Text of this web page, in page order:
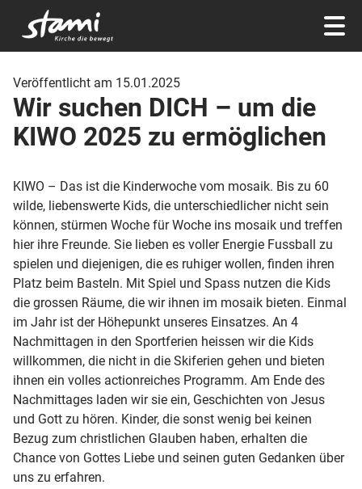
Veröffentlicht am 15.01.2025
Wir suchen DICH – um die
KIWO 2025 zu ermöglichen
KIWO – Das ist die Kinderwoche vom mosaik. Bis zu 60
wilde, liebenswerte Kids, die unterschiedlicher nicht sein
können, stürmen Woche für Woche ins mosaik und treffen
hier ihre Freunde. Sie lieben es voller Energie Fussball zu
spielen und diejenigen, die es ruhiger wollen, finden ihren
Platz beim Basteln. Mit Spiel und Spass nutzen die Kids
die grossen Räume, die wir ihnen im mosaik bieten. Einmal
im Jahr ist der Höhepunkt unseres Einsatzes. An 4
Nachmittagen in den Sportferien heissen wir die Kids
willkommen, die nicht in die Skiferien gehen und bieten
ihnen ein volles actionreiches Programm. Am Ende des
Nachmittages laden wir sie ein, Geschichten von Jesus
und Gott zu hören. Kinder, die sonst wenig bei keinen
Bezug zum christlichen Glauben haben, erhalten die
Chance von Gottes Liebe und seinen guten Gedanken über
uns zu erfahren.